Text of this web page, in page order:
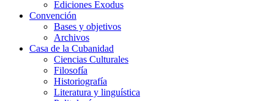
Ediciones Exodus
Convención
Bases y objetivos
Archivos
Casa de la Cubanidad
Ciencias Culturales
Filosofía
Historiografía
Literatura y linguística